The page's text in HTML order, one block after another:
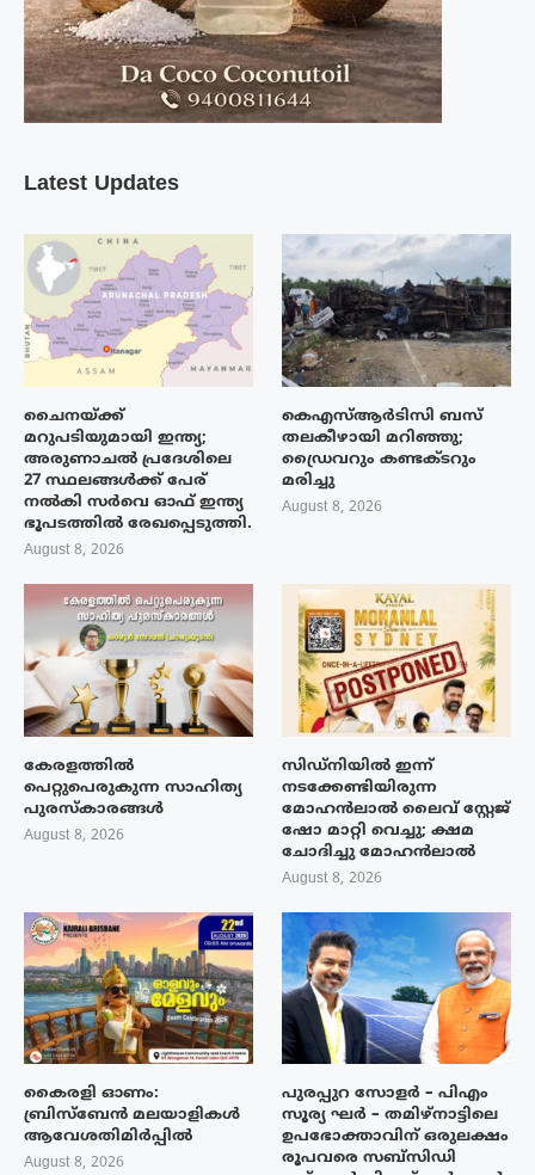
Latest Updates
ചൈനയ്ക്ക്
മറുപടിയുമായി ഇന്ത്യ;
അരുണാചൽ പ്രദേശിലെ
27 സ്ഥലങ്ങൾക്ക് പേര്
നൽകി സർവെ ഓഫ് ഇന്ത്യ
ഭൂപടത്തിൽ രേഖപ്പെടുത്തി.
August 8, 2026
കെഎസ്ആർടിസി ബസ്
തലകീഴായി മറിഞ്ഞു;
ഡ്രൈവറും കണ്ടക്ടറും
മരിച്ചു
August 8, 2026
കേരളത്തിൽ
പെറ്റുപെരുകുന്ന സാഹിത്യ
പുരസ്‌കാരങ്ങൾ
August 8, 2026
സിഡ്നിയിൽ ഇന്ന്
നടക്കേണ്ടിയിരുന്ന
മോഹൻലാൽ ലൈവ് സ്റ്റേജ്
ഷോ മാറ്റി വെച്ചു; ക്ഷമ
ചോദിച്ചു മോഹൻലാൽ
August 8, 2026
കൈരളി ഓണം:
ബ്രിസ്ബേൻ മലയാളികൾ
ആവേശതിമിർപ്പിൽ
August 8, 2026
പുരപ്പുറ സോളർ – പിഎം
സൂര്യ ഘർ – തമിഴ്നാട്ടിലെ
ഉപഭോക്താവിന് ഒരുലക്ഷം
രൂപവരെ സബ്സിഡി